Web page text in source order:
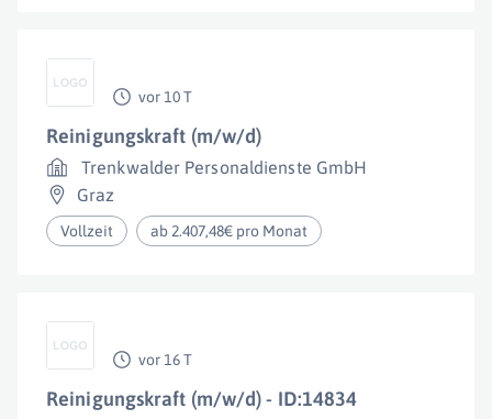
vor 10 T
Reinigungskraft (m/w/d)
Trenkwalder Personaldienste GmbH
Graz
Vollzeit ab 2.407,48€ pro Monat
vor 16 T
Reinigungskraft (m/w/d) - ID:14834